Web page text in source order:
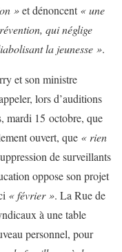
»et dénoncent« une
qui néglige
la jeunesse ».
et son ministre
lors d’auditions
mardi 15 octobre, que
ouvert, que « rien
de surveillants
oppose son projet
« février ». La Rue de
à une table
personnel, pour